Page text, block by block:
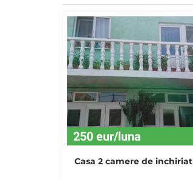
250 eur/luna
Casa 2 camere de inchiriat